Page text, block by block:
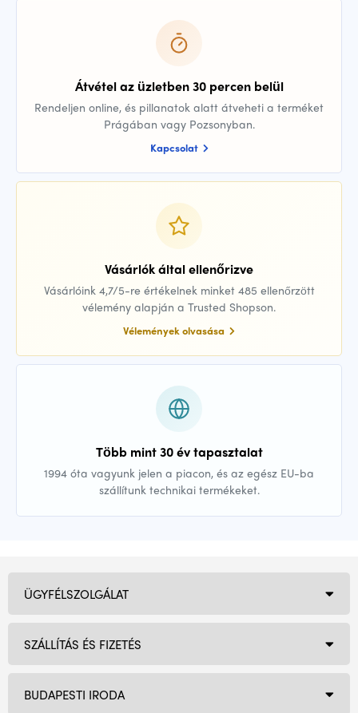
Átvétel az üzletben 30 percen belül
Rendeljen online, és pillanatok alatt átveheti a terméket
Prágában vagy Pozsonyban.
Kapcsolat
Vásárlók által ellenőrizve
Vásárlóink 4,7/5-re értékelnek minket 485 ellenőrzött
vélemény alapján a Trusted Shopson.
Vélemények olvasása
Több mint 30 év tapasztalat
1994 óta vagyunk jelen a piacon, és az egész EU-ba
szállítunk technikai termékeket.
BUDAPESTI IRODA
ÜGYFÉLSZOLGÁLAT
SZÁLLÍTÁS ÉS FIZETÉS